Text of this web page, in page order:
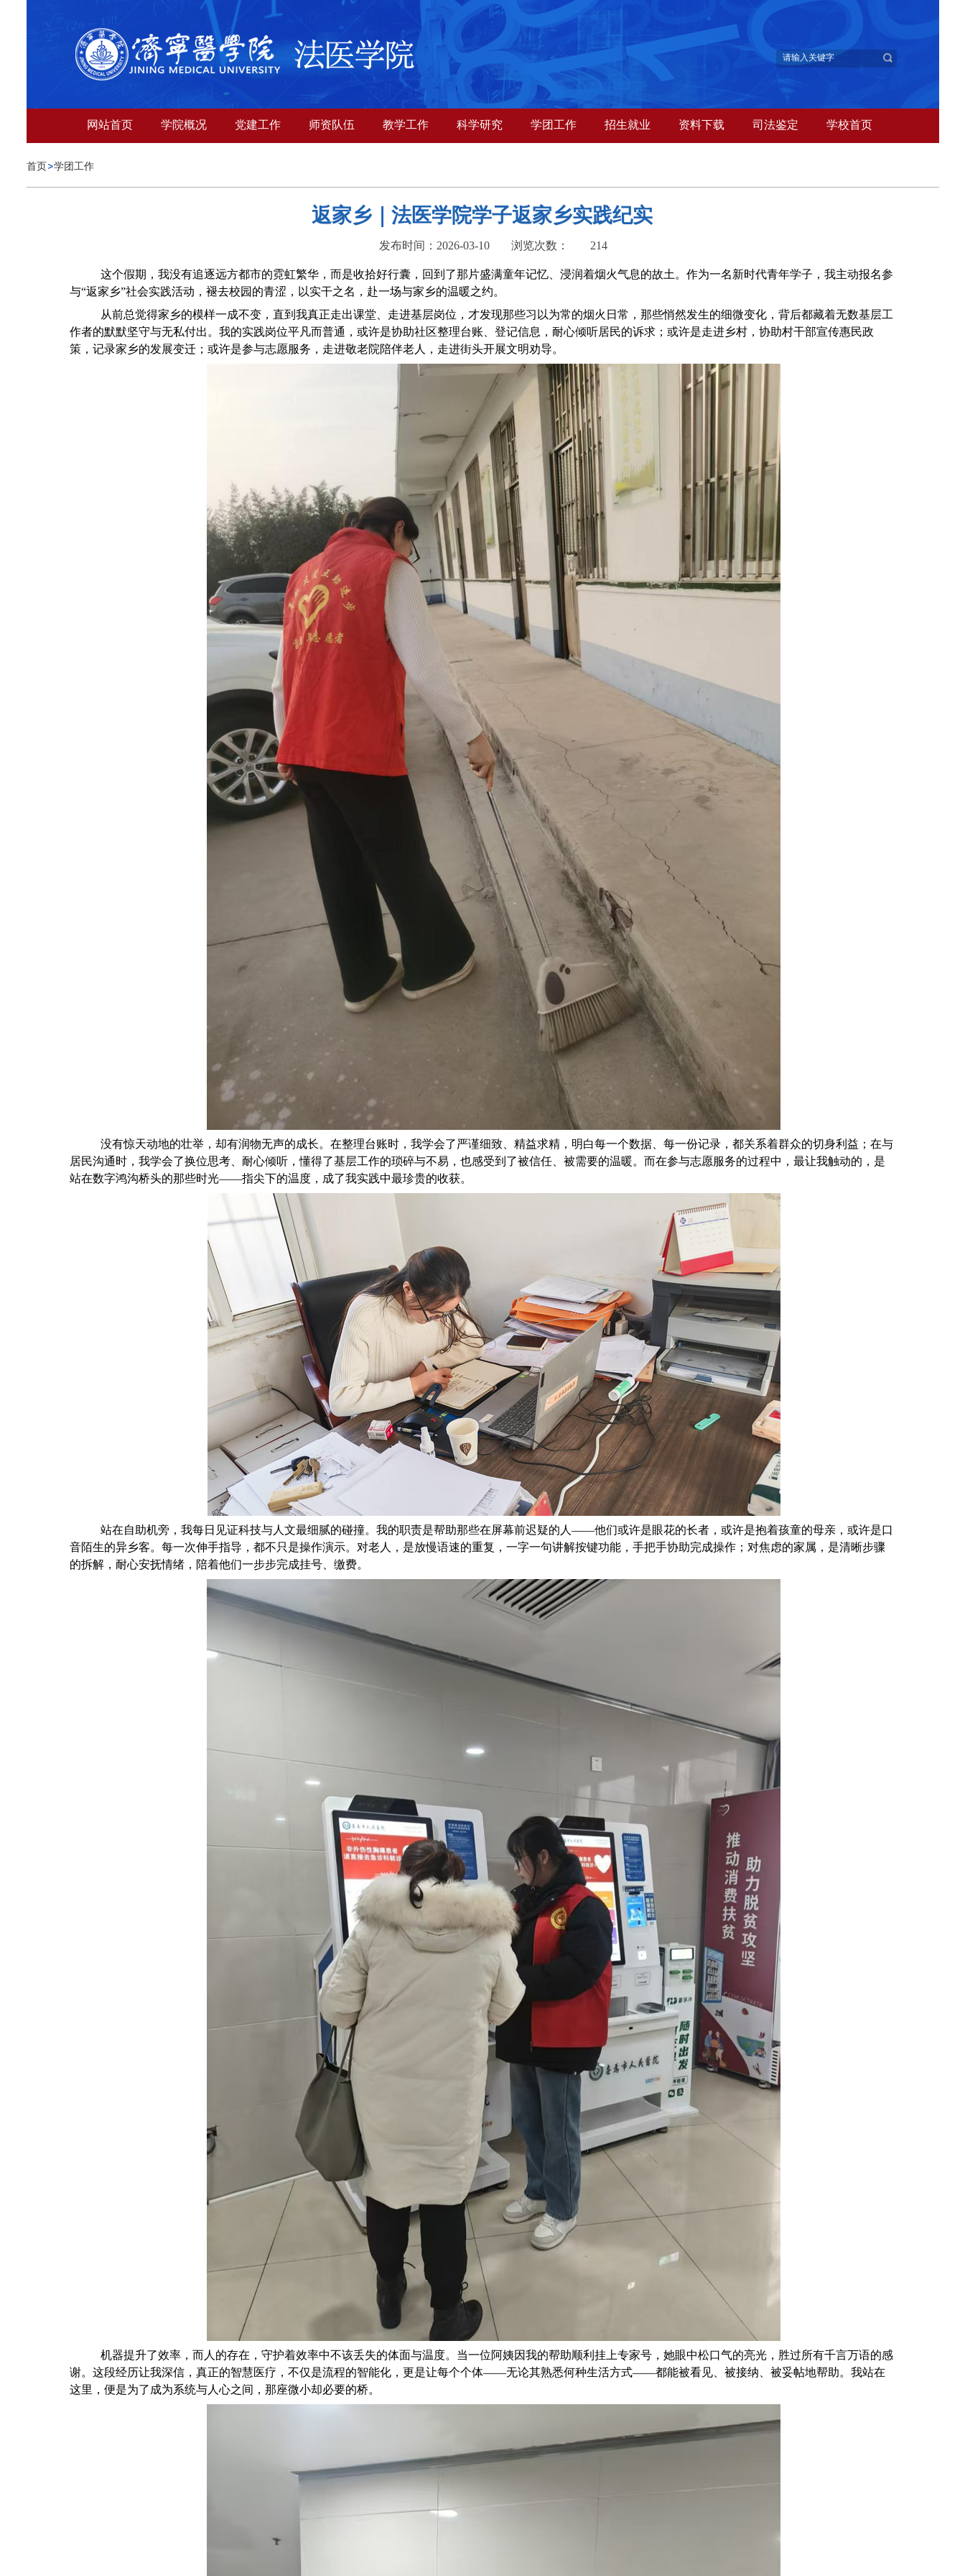
网站首页 学院概况 党建工作 师资队伍 教学工作 科学研究 学团工作 招生就业 资料下载 司法鉴定 学校首页
首页 学团工作
返家乡｜法医学院学子返家乡实践纪实
发布时间：2026-03-10 浏览次数： 214
这个假期，我没有追逐远方都市的霓虹繁华，而是收拾好行囊，回到了那片盛满童年记忆、浸润着烟火气息的故土。作为一名新时代青年学子，我主动报名参
与“返家乡”社会实践活动，褪去校园的青涩，以实干之名，赴一场与家乡的温暖之约。
从前总觉得家乡的模样一成不变，直到我真正走出课堂、走进基层岗位，才发现那些习以为常的烟火日常，那些悄然发生的细微变化，背后都藏着无数基层工
作者的默默坚守与无私付出。我的实践岗位平凡而普通，或许是协助社区整理台账、登记信息，耐心倾听居民的诉求；或许是走进乡村，协助村干部宣传惠民政
策，记录家乡的发展变迁；或许是参与志愿服务，走进敬老院陪伴老人，走进街头开展文明劝导。
没有惊天动地的壮举，却有润物无声的成长。在整理台账时，我学会了严谨细致、精益求精，明白每一个数据、每一份记录，都关系着群众的切身利益；在与
居民沟通时，我学会了换位思考、耐心倾听，懂得了基层工作的琐碎与不易，也感受到了被信任、被需要的温暖。而在参与志愿服务的过程中，最让我触动的，是
站在数字鸿沟桥头的那些时光——指尖下的温度，成了我实践中最珍贵的收获。
站在自助机旁，我每日见证科技与人文最细腻的碰撞。我的职责是帮助那些在屏幕前迟疑的人 ——他们或许是眼花的长者，或许是抱着孩童的母亲，或许是口
音陌生的异乡客。每一次伸手指导，都不只是操作演示。对老人，是放慢语速的重复，一字一句讲解按键功能，手把手协助完成操作；对焦虑的家属，是清晰步骤
的拆解，耐心安抚情绪，陪着他们一步步完成挂号、缴费。
机器提升了效率，而人的存在，守护着效率中不该丢失的体面与温度。当一位阿姨因我的帮助顺利挂上专家号，她眼中松口气的亮光，胜过所有千言万语的感
谢。这段经历让我深信，真正的智慧医疗，不仅是流程的智能化，更是让每个个体——无论其熟悉何种生活方式——都能被看见、被接纳、被妥帖地帮助。我站在
这里，便是为了成为系统与人心之间，那座微小却必要的桥。